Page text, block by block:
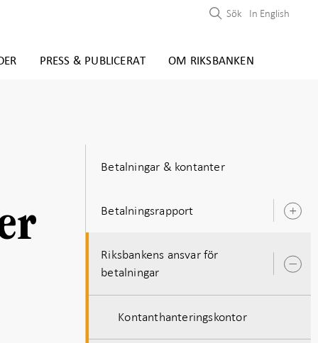
PRESS & PUBLICERAT OM RIKSBANKEN
Sök In English
Betalningar & kontanter
Betalningsrapport
Riksbankens ansvar för
betalningar
Kontanthanteringskontor